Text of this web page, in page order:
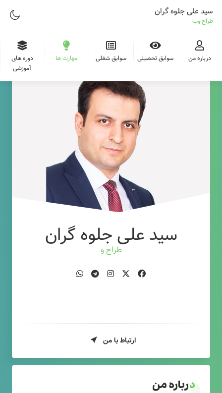
سید علی جلوه گران
طراح وب
درباره من سوابق تحصیلی سوابق شغلی مهارت ها
دوره های
آموزشی
سید علی جلوه گران
طراح وب
ارتباط با من
درباره من